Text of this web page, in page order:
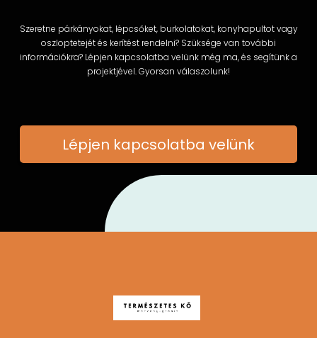
Szeretne párkányokat, lépcsőket, burkolatokat, konyhapultot vagy
oszloptetejét és kerítést rendelni? Szüksége van további
információkra? Lépjen kapcsolatba velünk még ma, és segítünk a
projektjével. Gyorsan válaszolunk!
Lépjen kapcsolatba velünk